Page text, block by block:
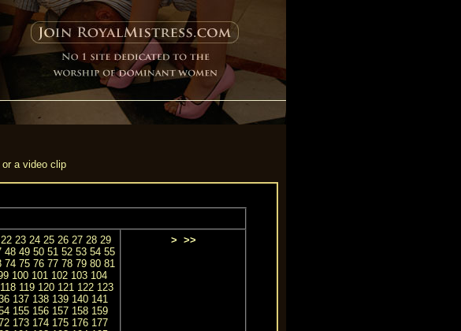
a video clip
22 23 24 25 26 27 28 29
48 49 50 51 52 53 54 55
74 75 76 77 78 79 80 81
100 101 102 103 104
118 119 120 121 122 123
137 138 139 140 141
155 156 157 158 159
173 174 175 176 177
> >>